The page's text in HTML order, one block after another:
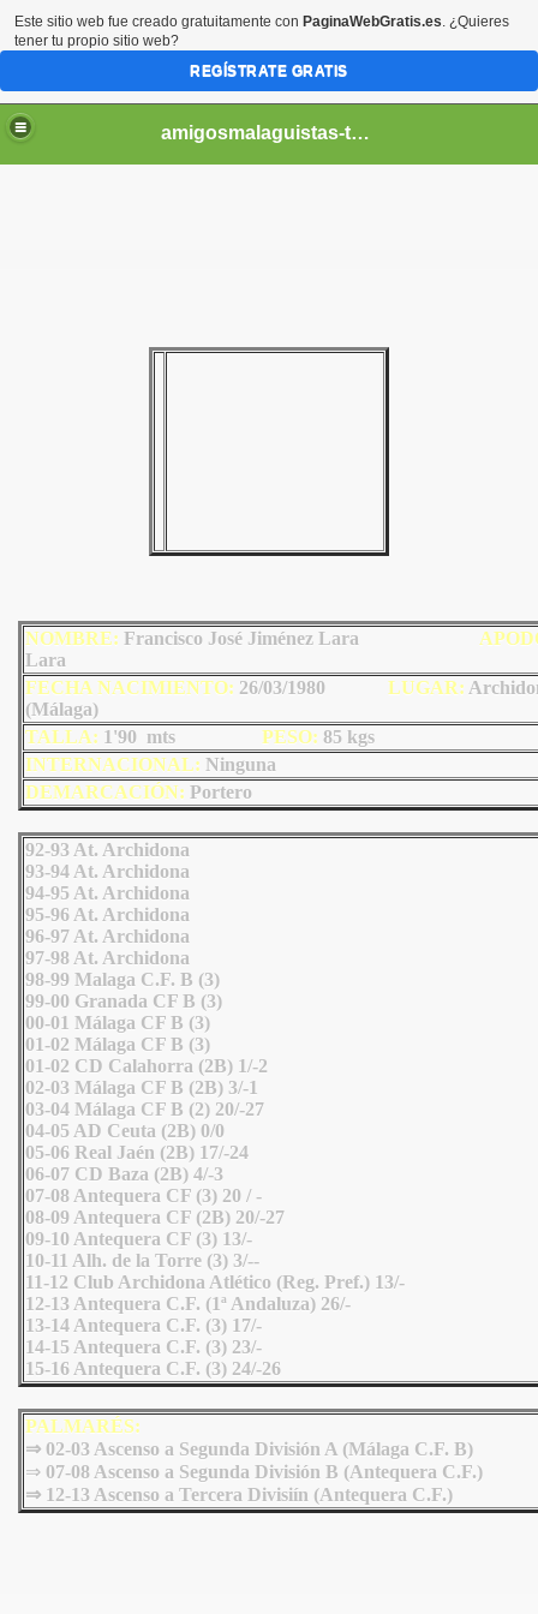
amigosmalaguistas-temporadas
NOMBRE: Francisco José Jiménez Lara AP
Lara
FECHA NACIMIENTO: 26/03/1980 LUGAR:
(Málaga)
TALLA: 1'90 mts PESO: 85 kgs
INTERNACIONAL: Ninguna
DEMARCACIÓN: Portero
92-93 At. Archidona
93-94 At. Archidona
94-95 At. Archidona
95-96 At. Archidona
96-97 At. Archidona
97-98 At. Archidona
98-99 Malaga C.F. B (3)
99-00 Granada CF B (3)
00-01 Málaga CF B (3)
01-02 Málaga CF B (3)
01-02 CD Calahorra (2B) 1/-2
02-03 Málaga CF B (2B) 3/-1
03-04 Málaga CF B (2) 20/-27
04-05 AD Ceuta (2B) 0/0
05-06 Real Jaén (2B) 17/-24
06-07 CD Baza (2B) 4/-3
07-08 Antequera CF (3) 20 / -
08-09 Antequera CF (2B) 20/-27
09-10 Antequera CF (3) 13/-
10-11 Alh. de la Torre (3) 3/--
11-12 Club Archidona Atlético (Reg. Pref.) 13/-
12-13 Antequera C.F. (1ª Andaluza) 26/-
13-14 Antequera C.F. (3) 17/-
14-15 Antequera C.F. (3) 23/-
15-16 Antequera C.F. (3) 24/-26
PALMARÉS:
⇒ 02-03 Ascenso a Segunda División A (Málaga C.F. B)
⇒ 07-08 Ascenso a Segunda División B (Antequera C.F.)
⇒ 12-13 Ascenso a Tercera Divisiín (Antequera C.F.)
Este sitio web fue creado gratuitamente con PaginaWebGratis.es. ¿Quieres
tener tu propio sitio web?
REGÍSTRATE GRATIS